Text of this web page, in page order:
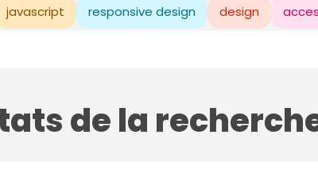
javascript responsive design design
de la